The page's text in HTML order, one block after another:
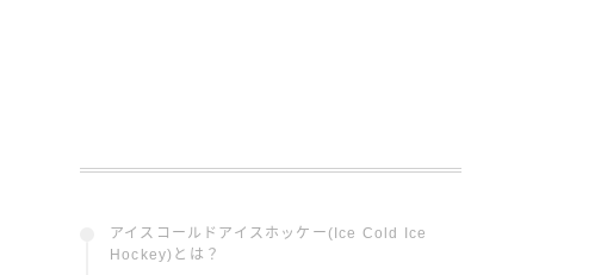
アイスコールドアイスホッケー(Ice Cold Ice
Hockey)とは？